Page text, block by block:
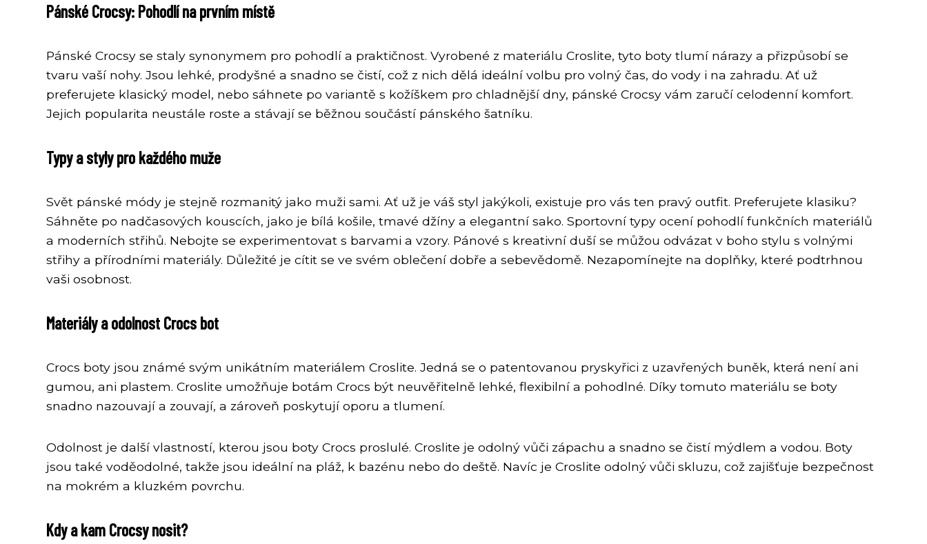
Pánské Crocsy: Pohodlí na prvním místě
Pánské Crocsy se staly synonymem pro pohodlí a praktičnost. Vyrobené z materiálu Croslite, tyto boty tlumí nárazy a přizpůsobí se
tvaru vaší nohy. Jsou lehké, prodyšné a snadno se čistí, což z nich dělá ideální volbu pro volný čas, do vody i na zahradu. Ať už
preferujete klasický model, nebo sáhnete po variantě s kožíškem pro chladnější dny, pánské Crocsy vám zaručí celodenní komfort.
Jejich popularita neustále roste a stávají se běžnou součástí pánského šatníku.
Typy a styly pro každého muže
Svět pánské módy je stejně rozmanitý jako muži sami. Ať už je váš styl jakýkoli, existuje pro vás ten pravý outfit. Preferujete klasiku?
Sáhněte po nadčasových kouscích, jako je bílá košile, tmavé džíny a elegantní sako. Sportovní typy ocení pohodlí funkčních materiálů
a moderních střihů. Nebojte se experimentovat s barvami a vzory. Pánové s kreativní duší se můžou odvázat v boho stylu s volnými
střihy a přírodními materiály. Důležité je cítit se ve svém oblečení dobře a sebevědomě. Nezapomínejte na doplňky, které podtrhnou
vaši osobnost.
Materiály a odolnost Crocs bot
Crocs boty jsou známé svým unikátním materiálem Croslite. Jedná se o patentovanou pryskyřici z uzavřených buněk, která není ani
gumou, ani plastem. Croslite umožňuje botám Crocs být neuvěřitelně lehké, flexibilní a pohodlné. Díky tomuto materiálu se boty
snadno nazouvají a zouvají, a zároveň poskytují oporu a tlumení.
Odolnost je další vlastností, kterou jsou boty Crocs proslulé. Croslite je odolný vůči zápachu a snadno se čistí mýdlem a vodou. Boty
jsou také voděodolné, takže jsou ideální na pláž, k bazénu nebo do deště. Navíc je Croslite odolný vůči skluzu, což zajišťuje bezpečnost
na mokrém a kluzkém povrchu.
Kdy a kam Crocsy nosit?